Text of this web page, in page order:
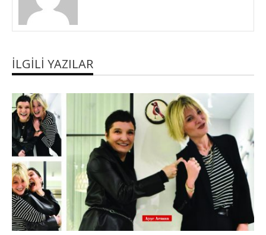
İLGILI YAZILAR